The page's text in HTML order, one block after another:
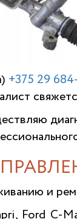
+375 29
и
Ford C-